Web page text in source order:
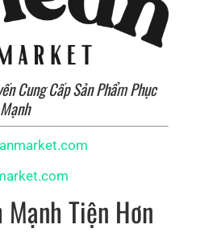
Cung Cấp Sản Phẩm Phục
Mạnh Tiện Hơn